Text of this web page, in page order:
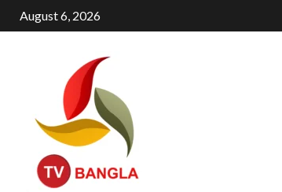
Skip
to
August 6, 2026